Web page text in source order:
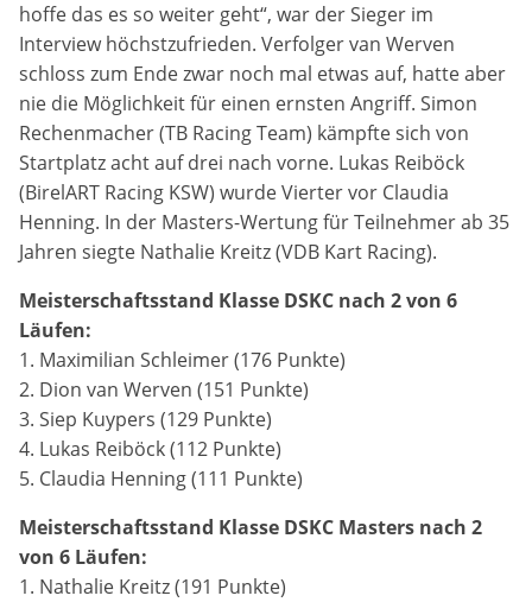
hoffe das es so weiter geht“, war der Sieger im
Interview höchstzufrieden. Verfolger van Werven
schloss zum Ende zwar noch mal etwas auf, hatte aber
nie die Möglichkeit für einen ernsten Angriff. Simon
Rechenmacher (TB Racing Team) kämpfte sich von
Startplatz acht auf drei nach vorne. Lukas Reiböck
(BirelART Racing KSW) wurde Vierter vor Claudia
Henning. In der Masters-Wertung für Teilnehmer ab 35
Jahren siegte Nathalie Kreitz (VDB Kart Racing).
Meisterschaftsstand Klasse DSKC nach 2 von 6
Läufen:
1. Maximilian Schleimer (176 Punkte)
2. Dion van Werven (151 Punkte)
3. Siep Kuypers (129 Punkte)
4. Lukas Reiböck (112 Punkte)
5. Claudia Henning (111 Punkte)
Meisterschaftsstand Klasse DSKC Masters nach 2
von 6 Läufen:
1. Nathalie Kreitz (191 Punkte)